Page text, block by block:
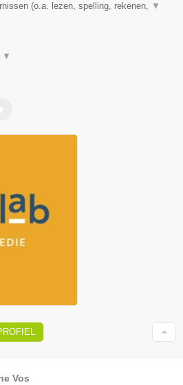
(o.a. lezen, spelling, rekenen, ▼
▼
Vos